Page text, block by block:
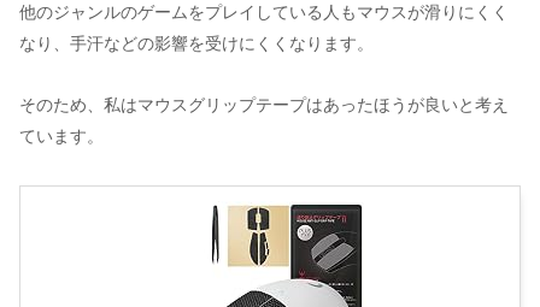
他のジャンルのゲームをプレイしている人もマウスが滑りにくく
なり、手汗などの影響を受けにくくなります。
そのため、私はマウスグリップテープはあったほうが良いと考え
ています。